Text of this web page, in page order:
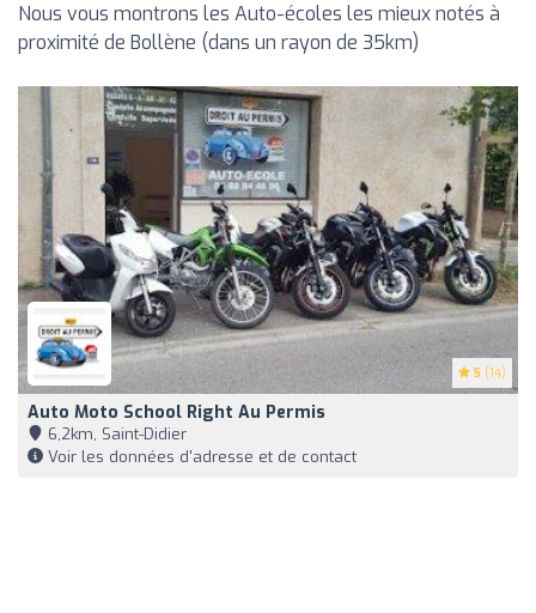
Nous vous montrons les Auto-écoles les mieux notés à
proximité de Bollène (dans un rayon de 35km)
5 (14)
Auto Moto School Right Au Permis
6,2km, Saint-Didier
Voir les données d'adresse et de contact